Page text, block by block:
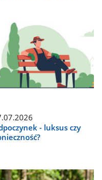
- luksus czy